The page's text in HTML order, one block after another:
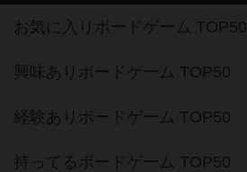
お気に入りボードゲーム TOP50
興味ありボードゲーム TOP50
経験ありボードゲーム TOP50
持ってるボードゲーム TOP50